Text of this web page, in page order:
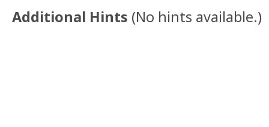
Additional Hints (No hints available.)